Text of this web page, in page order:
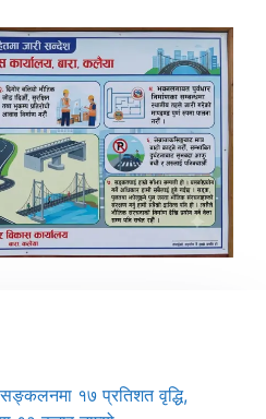
सङ्कलनमा १७ प्रतिशत वृद्धि,